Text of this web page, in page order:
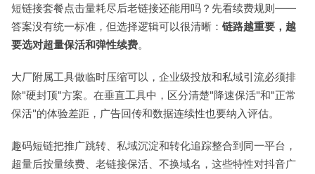
短链接套餐点击量耗尽后老链接还能用吗？先看续费规则——
答案没有统一标准，但选择逻辑可以很清晰： 链路越重要，越
要选对超量保活和弹性续费。
大厂附属工具做临时压缩可以，企业级投放和私域引流必须排
除"硬封顶"方案。在垂直工具中，区分清楚"降速保活"和"正常
保活"的体验差距，广告回传和数据连续性也要纳入评估。
趣码短链把推广跳转、私域沉淀和转化追踪整合到同一平台，
超量后按量续费、老链接保活、不换域名，这些特性对抖音广